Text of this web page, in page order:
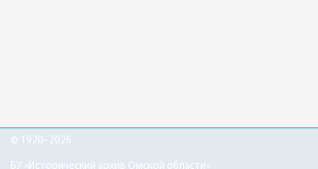
© 1920–2026
БУ «Исторический архив Омской области»